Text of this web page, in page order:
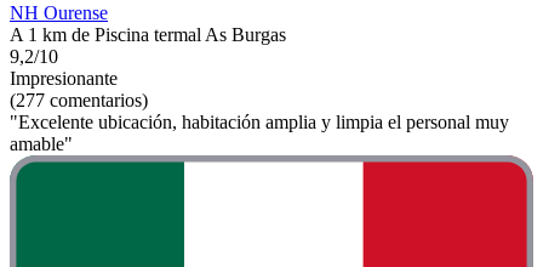
NH Ourense
A 1 km de Piscina termal As Burgas
9,2/10
Impresionante
(277 comentarios)
"Excelente ubicación, habitación amplia y limpia el personal muy
amable"